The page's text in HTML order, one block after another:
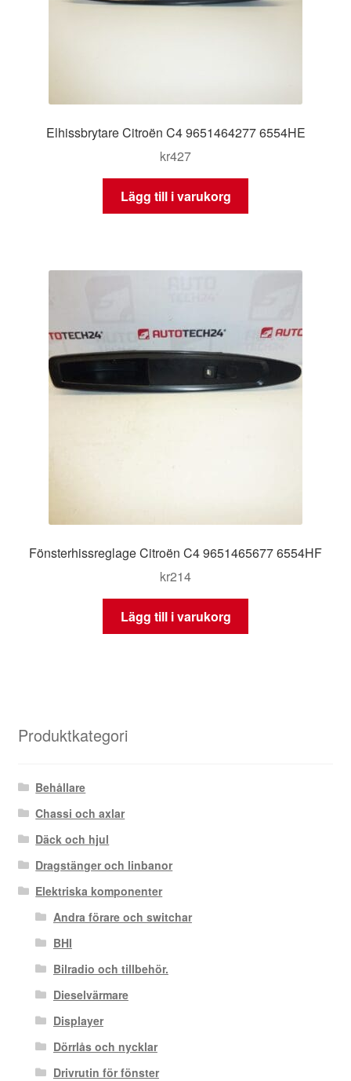
Elhissbrytare Citroën C4 9651464277 6554HE
kr427
Lägg till i varukorg
Fönsterhissreglage Citroën C4 9651465677 6554HF
kr214
Lägg till i varukorg
Produktkategori
Behållare
Chassi och axlar
Däck och hjul
Dragstänger och linbanor
Elektriska komponenter
Andra förare och switchar
BHI
Bilradio och tillbehör.
Dieselvärmare
Displayer
Dörrlås och nycklar
Drivrutin för fönster